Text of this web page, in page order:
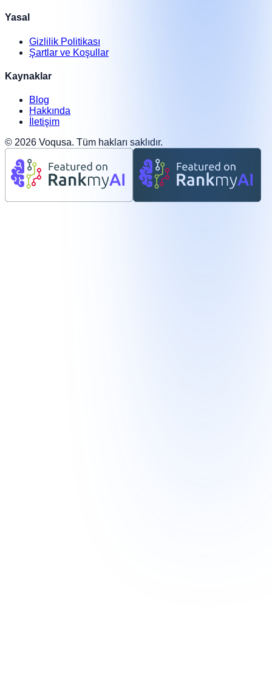
Yasal
Gizlilik Politikası
Şartlar ve Koşullar
Kaynaklar
Blog
Hakkında
İletişim
© 2026 Voqusa. Tüm hakları saklıdır.